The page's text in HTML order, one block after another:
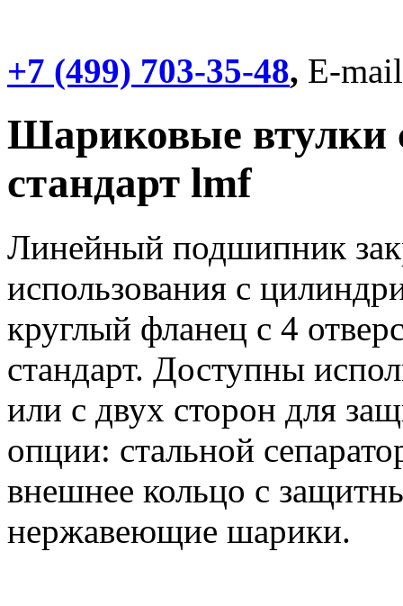
+7 (499) 703-35-48, E-
Шариковые втулки
стандарт lmf
Линейный подшипник
использования с
круглый фланец с 4
стандарт. Доступны
или с двух сторон для
опции: стальной
внешнее кольцо с
нержавеющие шарики.